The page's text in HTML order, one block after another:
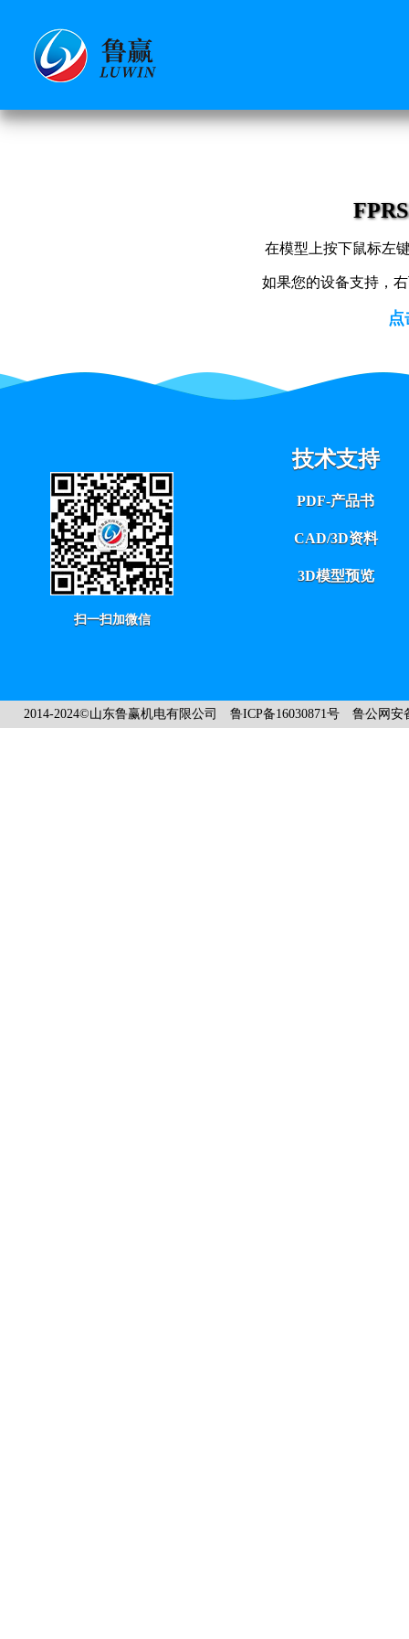
在模型上按下鼠标左
如果您的设备支持，
点
扫一扫加微信
技术支持
PDF-产品书
CAD/3D资料
3D模型预览
2014-2024©山东鲁赢机电有限公司 鲁ICP备16030871号 鲁公网安